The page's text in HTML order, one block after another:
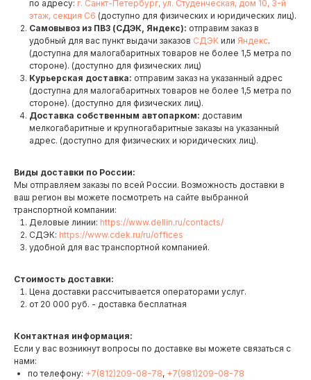
по адресу: г. Санкт-Петербург, ул. Студенческая, дом 10, 3-й
этаж, секция С6 (доступно для физических и юридических лиц).
Самовывоз из ПВЗ (СДЭК, Яндекс): отправим заказ в
удобный для вас пункт выдачи заказов СДЭК или Яндекс.
(доступна для малогабаритных товаров не более 1,5 метра по
стороне). (доступно для физических лиц)
Курьерская доставка: отправим заказ на указанный адрес
(доступна для малогабаритных товаров не более 1,5 метра по
стороне). (доступно для физических лиц).
Доставка собственным автопарком: доставим
мелкогабаритные и крупногабаритные заказы на указанный
адрес. (доступно для физических и юридических лиц).
Виды доставки по России:
Мы отправляем заказы по всей России. Возможность доставки в
ваш регион вы можете посмотреть на сайте выбранной
транспортной компании:
Деловые линии: https://www.dellin.ru/contacts/
СДЭК: https://www.cdek.ru/ru/offices
удобной для вас транспортной компанией.
Стоимость доставки:
Цена доставки рассчитывается операторами услуг.
от 20 000 руб. - доставка бесплатная
Контактная информация:
Если у вас возникнут вопросы по доставке вы можете связаться с
нами:
по телефону: +7(812)209-08-78, +7(981)209-08-78